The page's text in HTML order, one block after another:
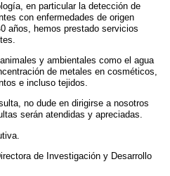
en particular la detección de
con enfermedades de origen
años, hemos prestado servicios
y ambientales como el agua
de metales en cosméticos,
e incluso tejidos.
no dude en dirigirse a nosotros
serán atendidas y apreciadas.
de Investigación y Desarrollo